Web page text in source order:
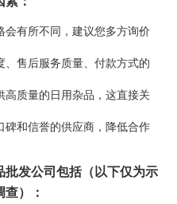
会有所不同，建议您多方询价
、售后服务质量、付款方式的
高质量的日用杂品，这直接关
碑和信誉的供应商，降低合作
发公司包括（以下仅为示
）：